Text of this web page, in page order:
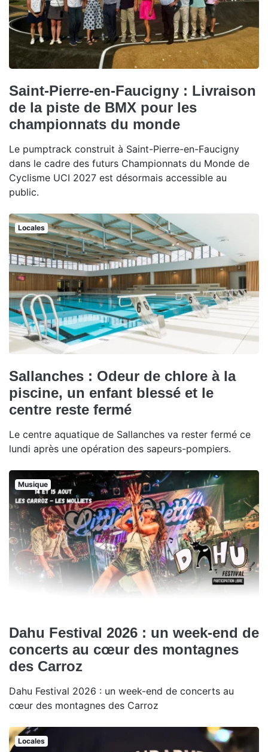
Saint-Pierre-en-Faucigny : Livraison
de la piste de BMX pour les
championnats du monde
Le pumptrack construit à Saint-Pierre-en-Faucigny
dans le cadre des futurs Championnats du Monde de
Cyclisme UCI 2027 est désormais accessible au
public.
Locales
Sallanches : Odeur de chlore à la
piscine, un enfant blessé et le
centre reste fermé
Le centre aquatique de Sallanches va rester fermé ce
lundi après une opération des sapeurs-pompiers.
Musique
Dahu Festival 2026 : un week-end de
concerts au cœur des montagnes
des Carroz
Dahu Festival 2026 : un week-end de concerts au
cœur des montagnes des Carroz
Locales